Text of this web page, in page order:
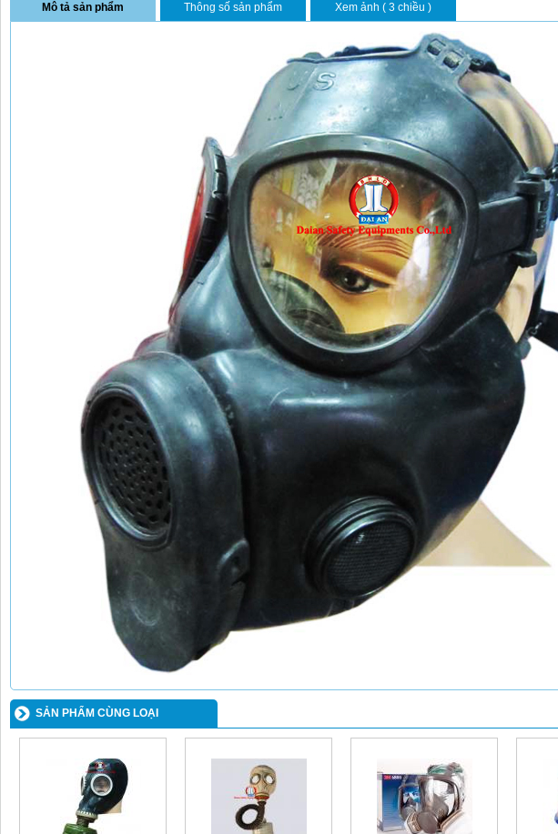
Mô tả sản phẩm Thông số sản phẩm Xem ảnh ( 3 chiều )
SẢN PHẨM CÙNG LOẠI